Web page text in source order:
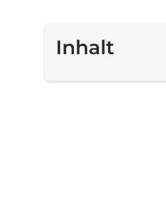
Inhalt